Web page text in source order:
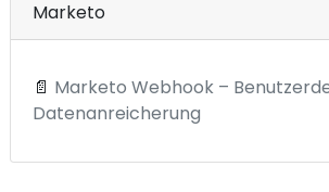
Marketo
📄 Marketo Webhook –
Datenanreicherung